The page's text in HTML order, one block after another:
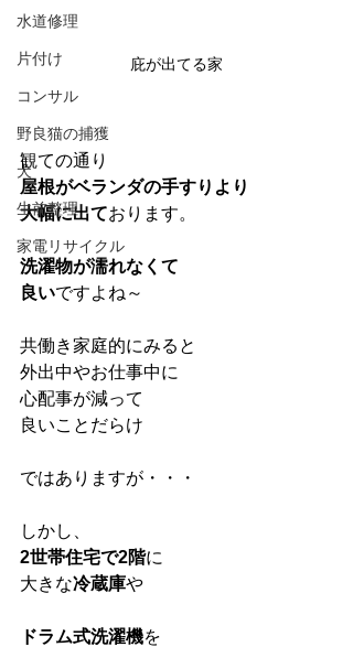
水道修理
片付け
コンサル
野良猫の捕獲
犬
生前整理
家電リサイクル
庇が出てる家
観ての通り
屋根がベランダの手すりより
大幅に出ております。
洗濯物が濡れなくて
良いですよね～
共働き家庭的にみると
外出中やお仕事中に
心配事が減って
良いことだらけ
ではありますが・・・
しかし、
2世帯住宅で2階に
大きな冷蔵庫や
ドラム式洗濯機を